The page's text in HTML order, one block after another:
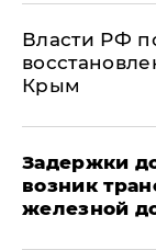
Власти РФ
Крым
Задержки
возник
железной